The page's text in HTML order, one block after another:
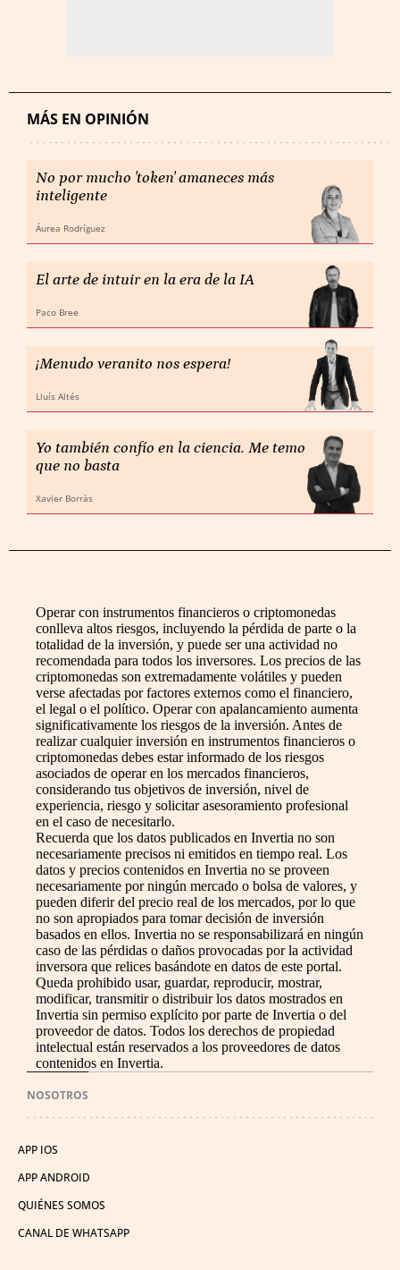
MÁS EN OPINIÓN
No por mucho 'token' amaneces más
inteligente
Áurea Rodríguez
El arte de intuir en la era de la IA
Paco Bree
¡Menudo veranito nos espera!
Lluís Altés
Yo también confío en la ciencia. Me temo
que no basta
Xavier Borràs
Operar con instrumentos financieros o criptomonedas
conlleva altos riesgos, incluyendo la pérdida de parte o la
totalidad de la inversión, y puede ser una actividad no
recomendada para todos los inversores. Los precios de las
criptomonedas son extremadamente volátiles y pueden
verse afectadas por factores externos como el financiero,
el legal o el político. Operar con apalancamiento aumenta
significativamente los riesgos de la inversión. Antes de
realizar cualquier inversión en instrumentos financieros o
criptomonedas debes estar informado de los riesgos
asociados de operar en los mercados financieros,
considerando tus objetivos de inversión, nivel de
experiencia, riesgo y solicitar asesoramiento profesional
en el caso de necesitarlo.
Recuerda que los datos publicados en Invertia no son
necesariamente precisos ni emitidos en tiempo real. Los
datos y precios contenidos en Invertia no se proveen
necesariamente por ningún mercado o bolsa de valores, y
pueden diferir del precio real de los mercados, por lo que
no son apropiados para tomar decisión de inversión
basados en ellos. Invertia no se responsabilizará en ningún
caso de las pérdidas o daños provocadas por la actividad
inversora que relices basándote en datos de este portal.
Queda prohibido usar, guardar, reproducir, mostrar,
modificar, transmitir o distribuir los datos mostrados en
Invertia sin permiso explícito por parte de Invertia o del
proveedor de datos. Todos los derechos de propiedad
intelectual están reservados a los proveedores de datos
contenidos en Invertia.
NOSOTROS
APP IOS
APP ANDROID
QUIÉNES SOMOS
CANAL DE WHATSAPP